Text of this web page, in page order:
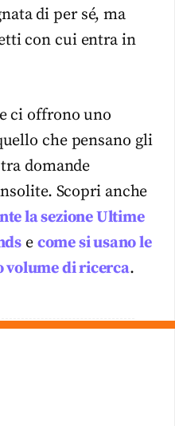
di per sé, ma
con cui entra in
ci offrono uno
che pensano gli
domande
Scopri anche
la sezione Ultime
e come si usano le
volume di ricerca.